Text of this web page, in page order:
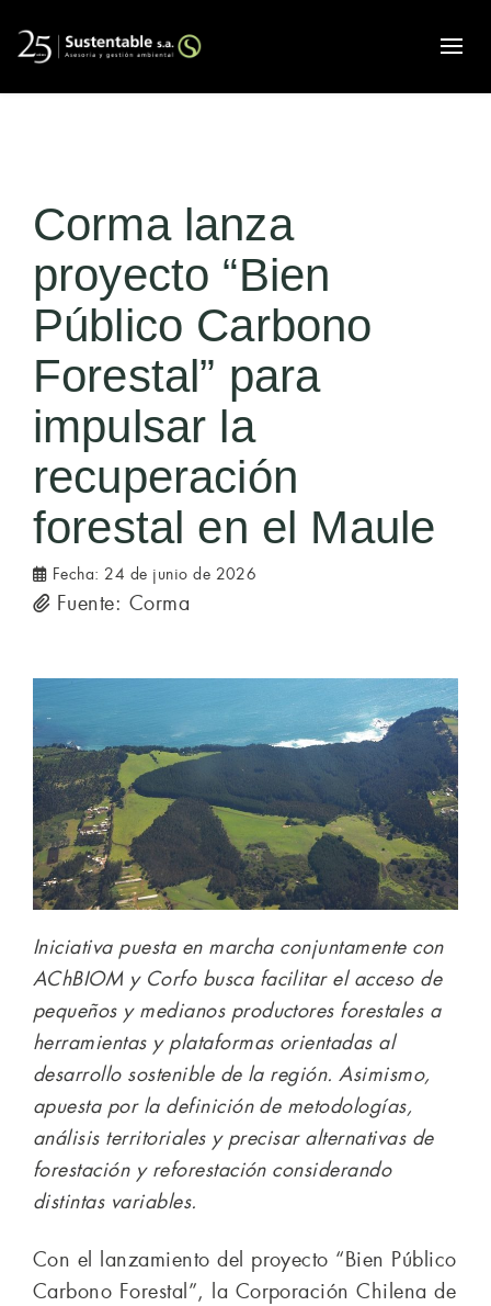
Corma lanza
proyecto “Bien
Público Carbono
Forestal” para
impulsar la
recuperación
forestal en el Maule
Fecha: 24 de junio de 2026
Fuente: Corma
Iniciativa puesta en marcha conjuntamente con
AChBIOM y Corfo busca facilitar el acceso de
pequeños y medianos productores forestales a
herramientas y plataformas orientadas al
desarrollo sostenible de la región. Asimismo,
apuesta por la definición de metodologías,
análisis territoriales y precisar alternativas de
forestación y reforestación considerando
distintas variables.
Con el lanzamiento del proyecto “Bien Público
Carbono Forestal”, la Corporación Chilena de